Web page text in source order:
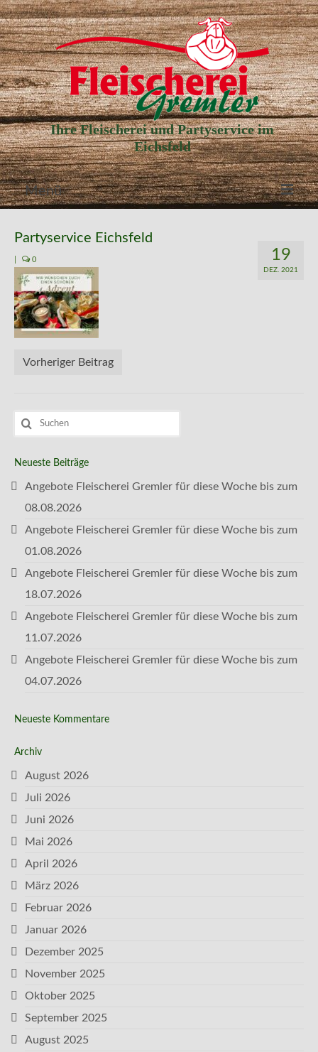
Ihre Fleischerei und Partyservice im
Eichsfeld
Menü
Unser Laden
Unsere Geschichte
Kontakt
19
DEZ. 2021
Partyservice Eichsfeld
0
Vorheriger Beitrag
Suchen
nach:
Neueste Beiträge
Angebote Fleischerei Gremler für diese Woche bis zum
08.08.2026
Angebote Fleischerei Gremler für diese Woche bis zum
01.08.2026
Angebote Fleischerei Gremler für diese Woche bis zum
18.07.2026
Angebote Fleischerei Gremler für diese Woche bis zum
11.07.2026
Angebote Fleischerei Gremler für diese Woche bis zum
04.07.2026
Neueste Kommentare
Archiv
August 2026
Juli 2026
Juni 2026
Mai 2026
April 2026
März 2026
Februar 2026
Januar 2026
Dezember 2025
November 2025
Oktober 2025
September 2025
August 2025